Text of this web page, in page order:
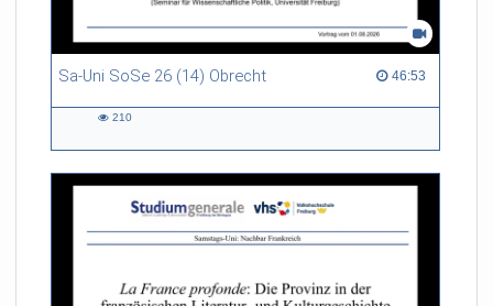
Sa-Uni SoSe 26 (14) Obrecht 46:53
46:53 duration
210